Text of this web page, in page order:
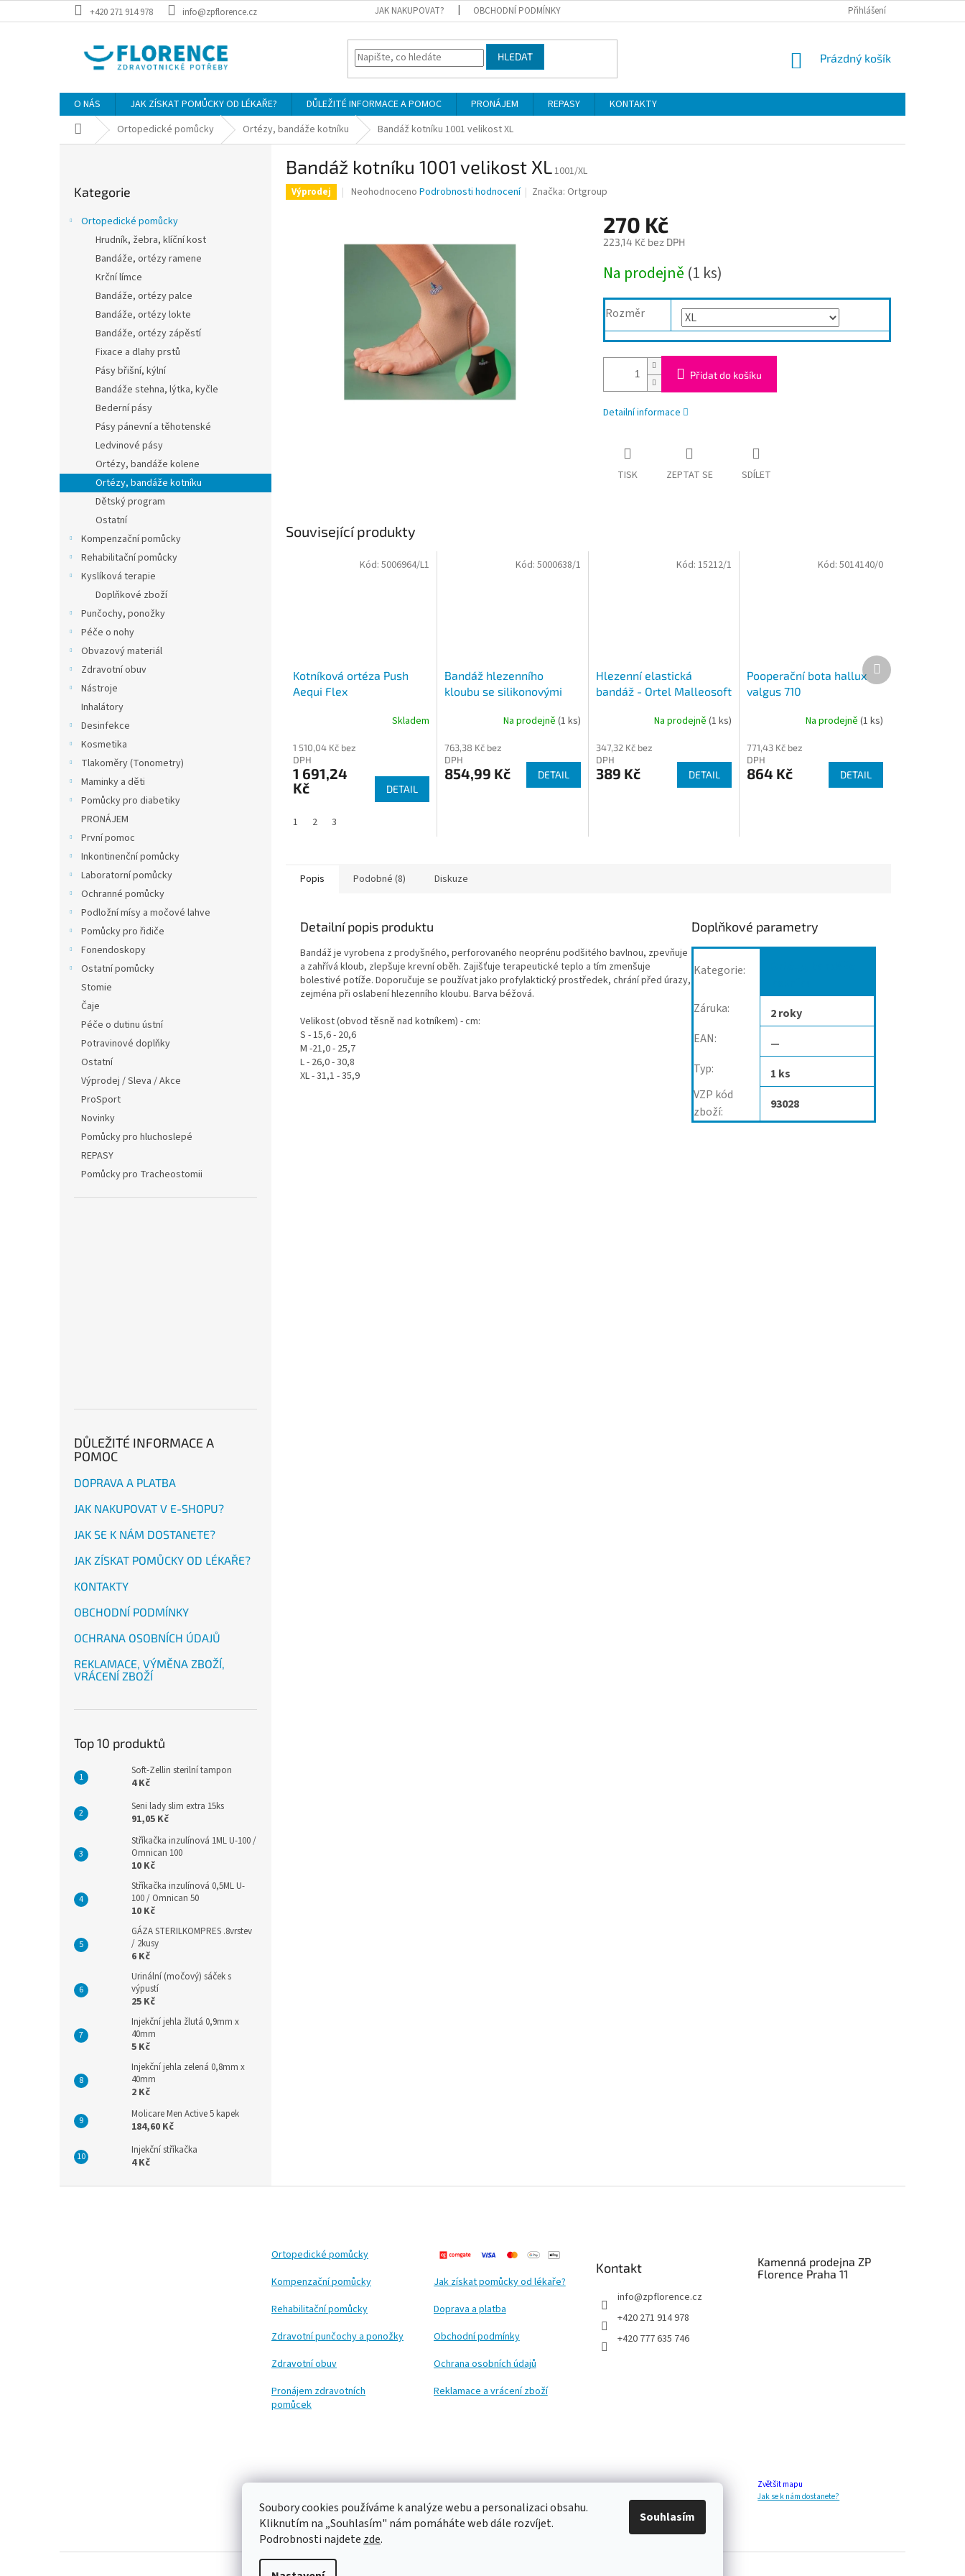
Soubory cookies používáme k analýze webu a personalizaci obsahu.
Kliknutím na „Souhlasím" nám pomáháte web dále rozvíjet.
Podrobnosti najdete zde.
Souhlasím
na
+420 271 914 978 info@zpflorence.cz JAK NAKUPOVAT? OBCHODNÍ PODMÍNKY Přihlášení
HLEDAT
NÁKUPNÍ
Prázdný košík
O NÁS JAK ZÍSKAT POMŮCKY OD LÉKAŘE? DŮLEŽITÉ INFORMACE A POMOC PRONÁJEM REPASY
KONTAKTY
Domů Ortopedické pomůcky Ortézy, bandáže kotníku Bandáž kotníku 1001 velikost XL
kategorie
Kategorie
Ortopedické pomůcky
Hrudník, žebra, klíční kost
Bandáže, ortézy ramene
Krční límce
Bandáže, ortézy palce
Bandáže, ortézy lokte
Bandáže, ortézy zápěstí
Fixace a dlahy prstů
Pásy břišní, kýlní
Bandáže stehna, lýtka, kyčle
Bederní pásy
Pásy pánevní a těhotenské
Ledvinové pásy
Ortézy, bandáže kolene
Ortézy, bandáže kotníku
Dětský program
Ostatní
Kompenzační pomůcky
Rehabilitační pomůcky
Kyslíková terapie
Doplňkové zboží
Punčochy, ponožky
Péče o nohy
Obvazový materiál
Zdravotní obuv
Nástroje
Inhalátory
Desinfekce
Kosmetika
Tlakoměry (Tonometry)
Maminky a děti
Pomůcky pro diabetiky
PRONÁJEM
První pomoc
Inkontinenční pomůcky
Laboratorní pomůcky
Ochranné pomůcky
Podložní mísy a močové lahve
Pomůcky pro řidiče
Fonendoskopy
Ostatní pomůcky
Stomie
Čaje
Péče o dutinu ústní
Potravinové doplňky
Ostatní
Výprodej / Sleva / Akce
ProSport
Novinky
Pomůcky pro hluchoslepé
REPASY
Pomůcky pro Tracheostomii
DŮLEŽITÉ INFORMACE A
POMOC
DOPRAVA A PLATBA
JAK NAKUPOVAT V E-SHOPU?
JAK SE K NÁM DOSTANETE?
JAK ZÍSKAT POMŮCKY OD LÉKAŘE?
KONTAKTY
OBCHODNÍ PODMÍNKY
OCHRANA OSOBNÍCH ÚDAJŮ
REKLAMACE, VÝMĚNA ZBOŽÍ,
VRÁCENÍ ZBOŽÍ
Top 10 produktů
Soft-Zellin sterilní tampon
4 Kč
Seni lady slim extra 15ks
91,05 Kč
Stříkačka inzulínová 1ML U-100 /
Omnican 100
10 Kč
Stříkačka inzulínová 0,5ML U-
100 / Omnican 50
10 Kč
GÁZA STERILKOMPRES .8vrstev
/ 2kusy
6 Kč
Urinální (močový) sáček s
výpustí
25 Kč
Injekční jehla žlutá 0,9mm x
40mm
5 Kč
Injekční jehla zelená 0,8mm x
40mm
2 Kč
Molicare Men Active 5 kapek
184,60 Kč
Injekční stříkačka
4 Kč
Bandáž kotníku 1001 velikost XL1001/XL
Výprodej
Průměrné
0,0
Neohodnoceno Podrobnosti hodnocení Značka: Ortgroup
270 Kč
223,14 Kč bez DPH
cena:
Na prodejně (1 ks)
Rozměr
Přidat do košíku
Detailní informace
TISK ZEPTAT SE SDÍLET
Související produkty
Kotníková ortéza Push
Aequi Flex
Skladem
1 510,04 Kč bez
DPH
1 691,24
Kč
DETAIL
1 2 3
Kód: 5006964/L1
Bandáž hlezenního
kloubu se silikonovými
Na prodejně (1 ks)
763,38 Kč bez
DPH
854,99 Kč DETAIL
Kód: 5000638/1
Hlezenní elastická
bandáž - Ortel Malleosoft
Na prodejně(1 ks)
347,32 Kč bez
DPH
389 Kč DETAIL
Kód:15212/1
Pooperační bota hallux
valgus 710
produktu
je
4,3
Na prodejně(1 ks)
771,43 Kč bez
DPH
864 Kč DETAIL
Kód: 5014140/0
Další
produkt
Popis Podobné (8) Diskuze
Detailní popis produktu
Bandáž je vyrobena z prodyšného, perforovaného neoprénu podšitého bavlnou, zpevňuje
a zahřívá kloub, zlepšuje krevní oběh. Zajišťuje terapeutické teplo a tím zmenšuje
bolestivé potíže. Doporučuje se používat jako profylaktický prostředek, chrání před úrazy,
zejména při oslabení hlezenního kloubu. Barva béžová.
Velikost (obvod těsně nad kotníkem) - cm:
S - 15,6 - 20,6
M -21,0 - 25,7
L - 26,0 - 30,8
XL - 31,1 - 35,9
Doplňkové parametry
Kategorie:
Záruka:
2 roky
EAN:
—
Typ:
1 ks
VZP kód
zboží: 93028
Ortopedické pomůcky
Kompenzační pomůcky
Rehabilitační pomůcky
Zdravotní punčochy a ponožky
Zdravotní obuv
Pronájem zdravotních
pomůcek
Jak získat pomůcky od lékaře?
Doprava a platba
Obchodní podmínky
Ochrana osobních údajů
Reklamace a vrácení zboží
Kontakt
info@zpflorence.cz
+420 271 914 978
+420 777 635 746
Kamenná prodejna ZP
Florence Praha 11
Zvětšit mapu
Jak se k nám dostanete?